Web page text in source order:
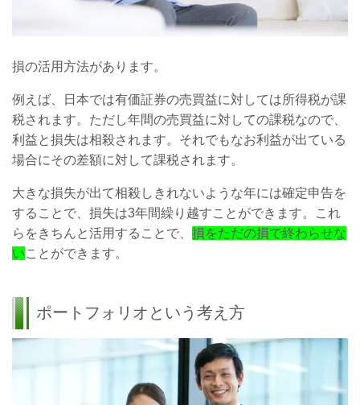
損の活用方法があります。
例えば、日本では有価証券の売買益に対しては所得税が課
税されます。ただし年間の売買益に対しての課税なので、
利益と損失は相殺されます。それでもなお利益が出ている
場合にその差額に対して課税されます。
大きな損失が出て相殺しきれないような年には確定申告を
することで、損失は3年間繰り越すことができます。これ
らをきちんと活用することで、 損をただの損で終わらせな
いことができます。
ポートフォリオという考え方